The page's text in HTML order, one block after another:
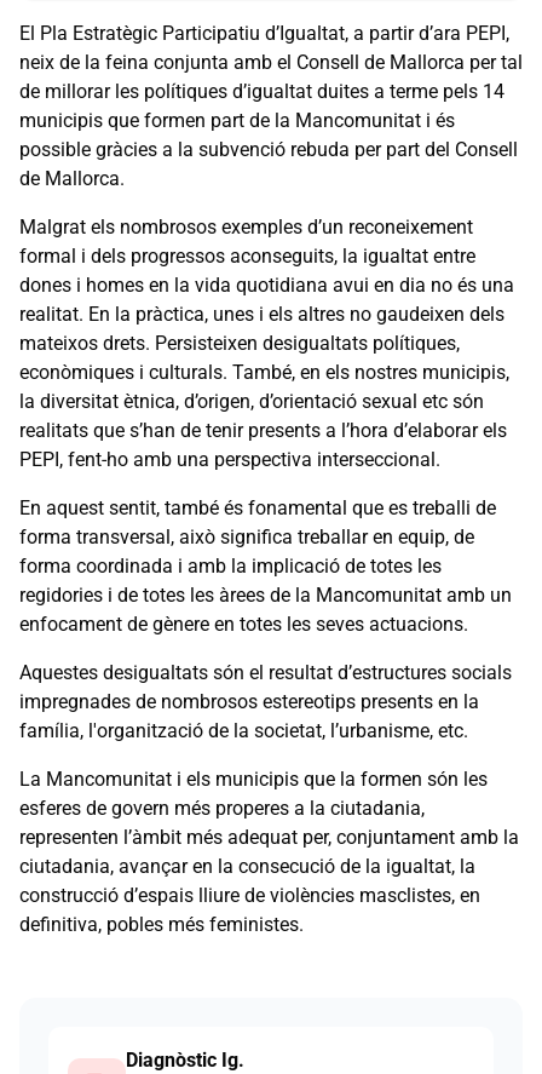
El Pla Estratègic Participatiu d’Igualtat, a partir d’ara PEPI,
neix de la feina conjunta amb el Consell de Mallorca per tal
de millorar les polítiques d’igualtat duites a terme pels 14
municipis que formen part de la Mancomunitat i és
possible gràcies a la subvenció rebuda per part del Consell
de Mallorca.
Malgrat els nombrosos exemples d’un reconeixement
formal i dels progressos aconseguits, la igualtat entre
dones i homes en la vida quotidiana avui en dia no és una
realitat. En la pràctica, unes i els altres no gaudeixen dels
mateixos drets. Persisteixen desigualtats polítiques,
econòmiques i culturals. També, en els nostres municipis,
la diversitat ètnica, d’origen, d’orientació sexual etc són
realitats que s’han de tenir presents a l’hora d’elaborar els
PEPI, fent-ho amb una perspectiva interseccional.
En aquest sentit, també és fonamental que es treballi de
forma transversal, això significa treballar en equip, de
forma coordinada i amb la implicació de totes les
regidories i de totes les àrees de la Mancomunitat amb un
enfocament de gènere en totes les seves actuacions.
Aquestes desigualtats són el resultat d’estructures socials
impregnades de nombrosos estereotips presents en la
família, l'organització de la societat, l’urbanisme, etc.
La Mancomunitat i els municipis que la formen són les
esferes de govern més properes a la ciutadania,
representen l’àmbit més adequat per, conjuntament amb la
ciutadania, avançar en la consecució de la igualtat, la
construcció d’espais lliure de violències masclistes, en
definitiva, pobles més feministes.
Diagnòstic Ig.